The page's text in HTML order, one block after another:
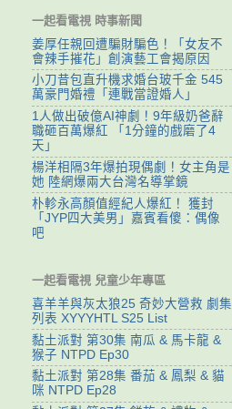
一起看電視 時事新聞
姜厚任親回遭騙財騙色！「女友不
會辣手摧花」創演藝工會揭原因
小刀昔包直升機求婚台玻千金 545
萬豪門婚禮「連戰當證婚人」
1人做出破億AI神劇！9年級奶爸辭
職砸百萬爆紅 「1分鐘的戲磨了4
天」
楊洋相隔3年爆拍現偶劇！女主角是
她 陸網爆兩大台灣名導掌鏡
朴軫永高顏值經紀人爆紅！ 獲封
「JYP四大美男」嘉賓看傻：偶像
吧
一起看電視 兒童少年專區
喜羊羊與灰太狼25 奇妙大營救 劇集
列表 XYYYHTL S25 List
黏土派對 第30集 南瓜 & 馬卡龍 &
猴子 NTPD Ep30
黏土派對 第28集 番茄 & 鳳梨 & 貓
咪 NTPD Ep28